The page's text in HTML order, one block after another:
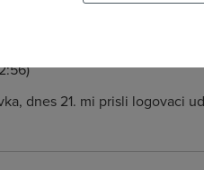
dlouho trva zrizeni ADSL
dnes 21. mi prisli logovaci